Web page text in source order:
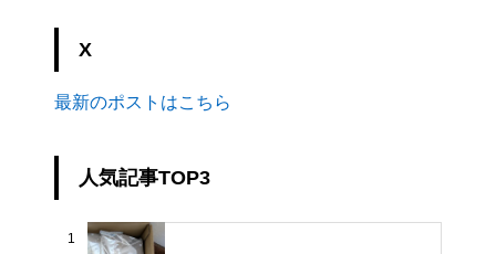
X
最新のポストはこちら
人気記事TOP3
1